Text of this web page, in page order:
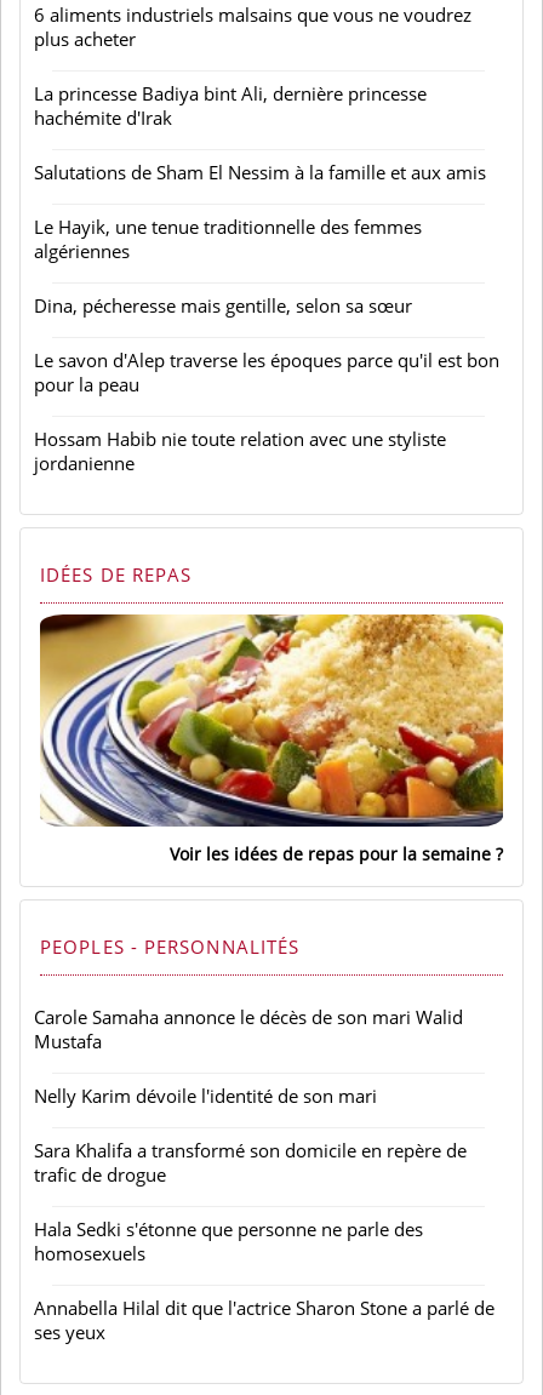
6 aliments industriels malsains que vous ne voudrez
plus acheter
La princesse Badiya bint Ali, dernière princesse
hachémite d'Irak
Salutations de Sham El Nessim à la famille et aux amis
Le Hayik, une tenue traditionnelle des femmes
algériennes
Dina, pécheresse mais gentille, selon sa sœur
Le savon d'Alep traverse les époques parce qu'il est bon
pour la peau
Hossam Habib nie toute relation avec une styliste
jordanienne
IDÉES DE REPAS
Voir les idées de repas pour la semaine
PEOPLES - PERSONNALITÉS
Carole Samaha annonce le décès de son mari Walid
Mustafa
Nelly Karim dévoile l'identité de son mari
Sara Khalifa a transformé son domicile en repère de
trafic de drogue
Hala Sedki s'étonne que personne ne parle des
homosexuels
Annabella Hilal dit que l'actrice Sharon Stone a parlé de
ses yeux